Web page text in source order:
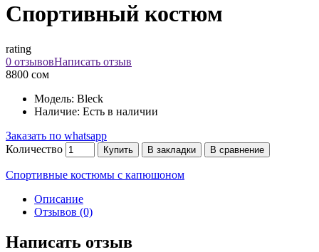
Спортивный костюм
rating
0 отзывовНаписать отзыв
8800 сом
Модель: Bleck
Наличие: Есть в наличии
Заказать по whatsapp
Количество
Купить В закладки В сравнение
Спортивные костюмы с капюшоном
Описание
Отзывов (0)
Написать отзыв